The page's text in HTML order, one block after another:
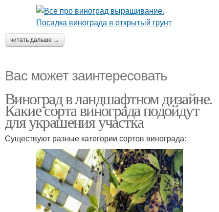
читать дальше →
Вас может заинтересовать
Виноград в ландшафтном дизайне.
Какие сорта винограда подойдут
для украшения участка
Существуют разные категории сортов винограда: